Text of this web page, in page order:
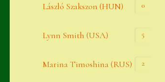
László Szakszon (HUN) 0
Lynn Smith (USA) 5
Marina Timoshina (RUS) 2